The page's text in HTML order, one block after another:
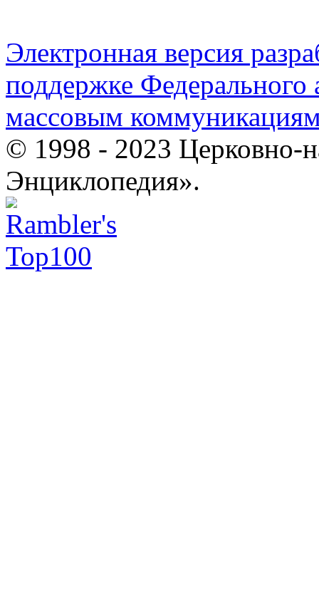
Электронная версия
поддержке Федерального
массовым
© 1998 - 2023 Церковно-
Энциклопедия».